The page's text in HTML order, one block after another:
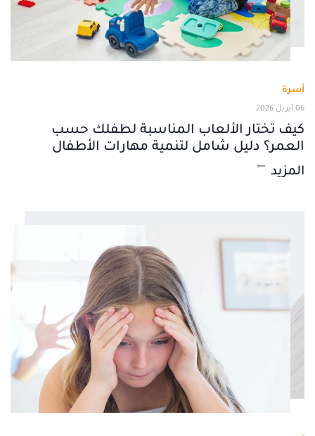
أسرة
06 أبريل 2026
كيف تختار الألعاب المناسبة لطفلك حسب
العمر؟ دليل شامل لتنمية مهارات الأطفال
المزيد